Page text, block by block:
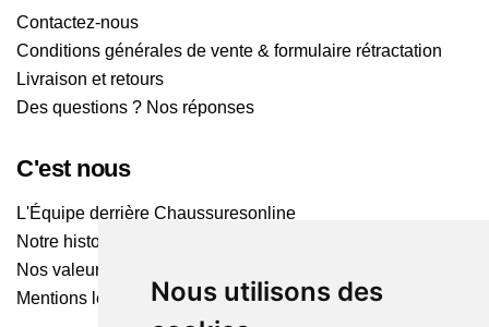
Nous utilisons des
Contactez-nous
Conditions générales de vente & formulaire rétractation
Livraison et retours
Des questions ? Nos réponses
C'est nous
L'Équipe derrière Chaussuresonline
Notre histoire
Nos valeurs
Mentions légales